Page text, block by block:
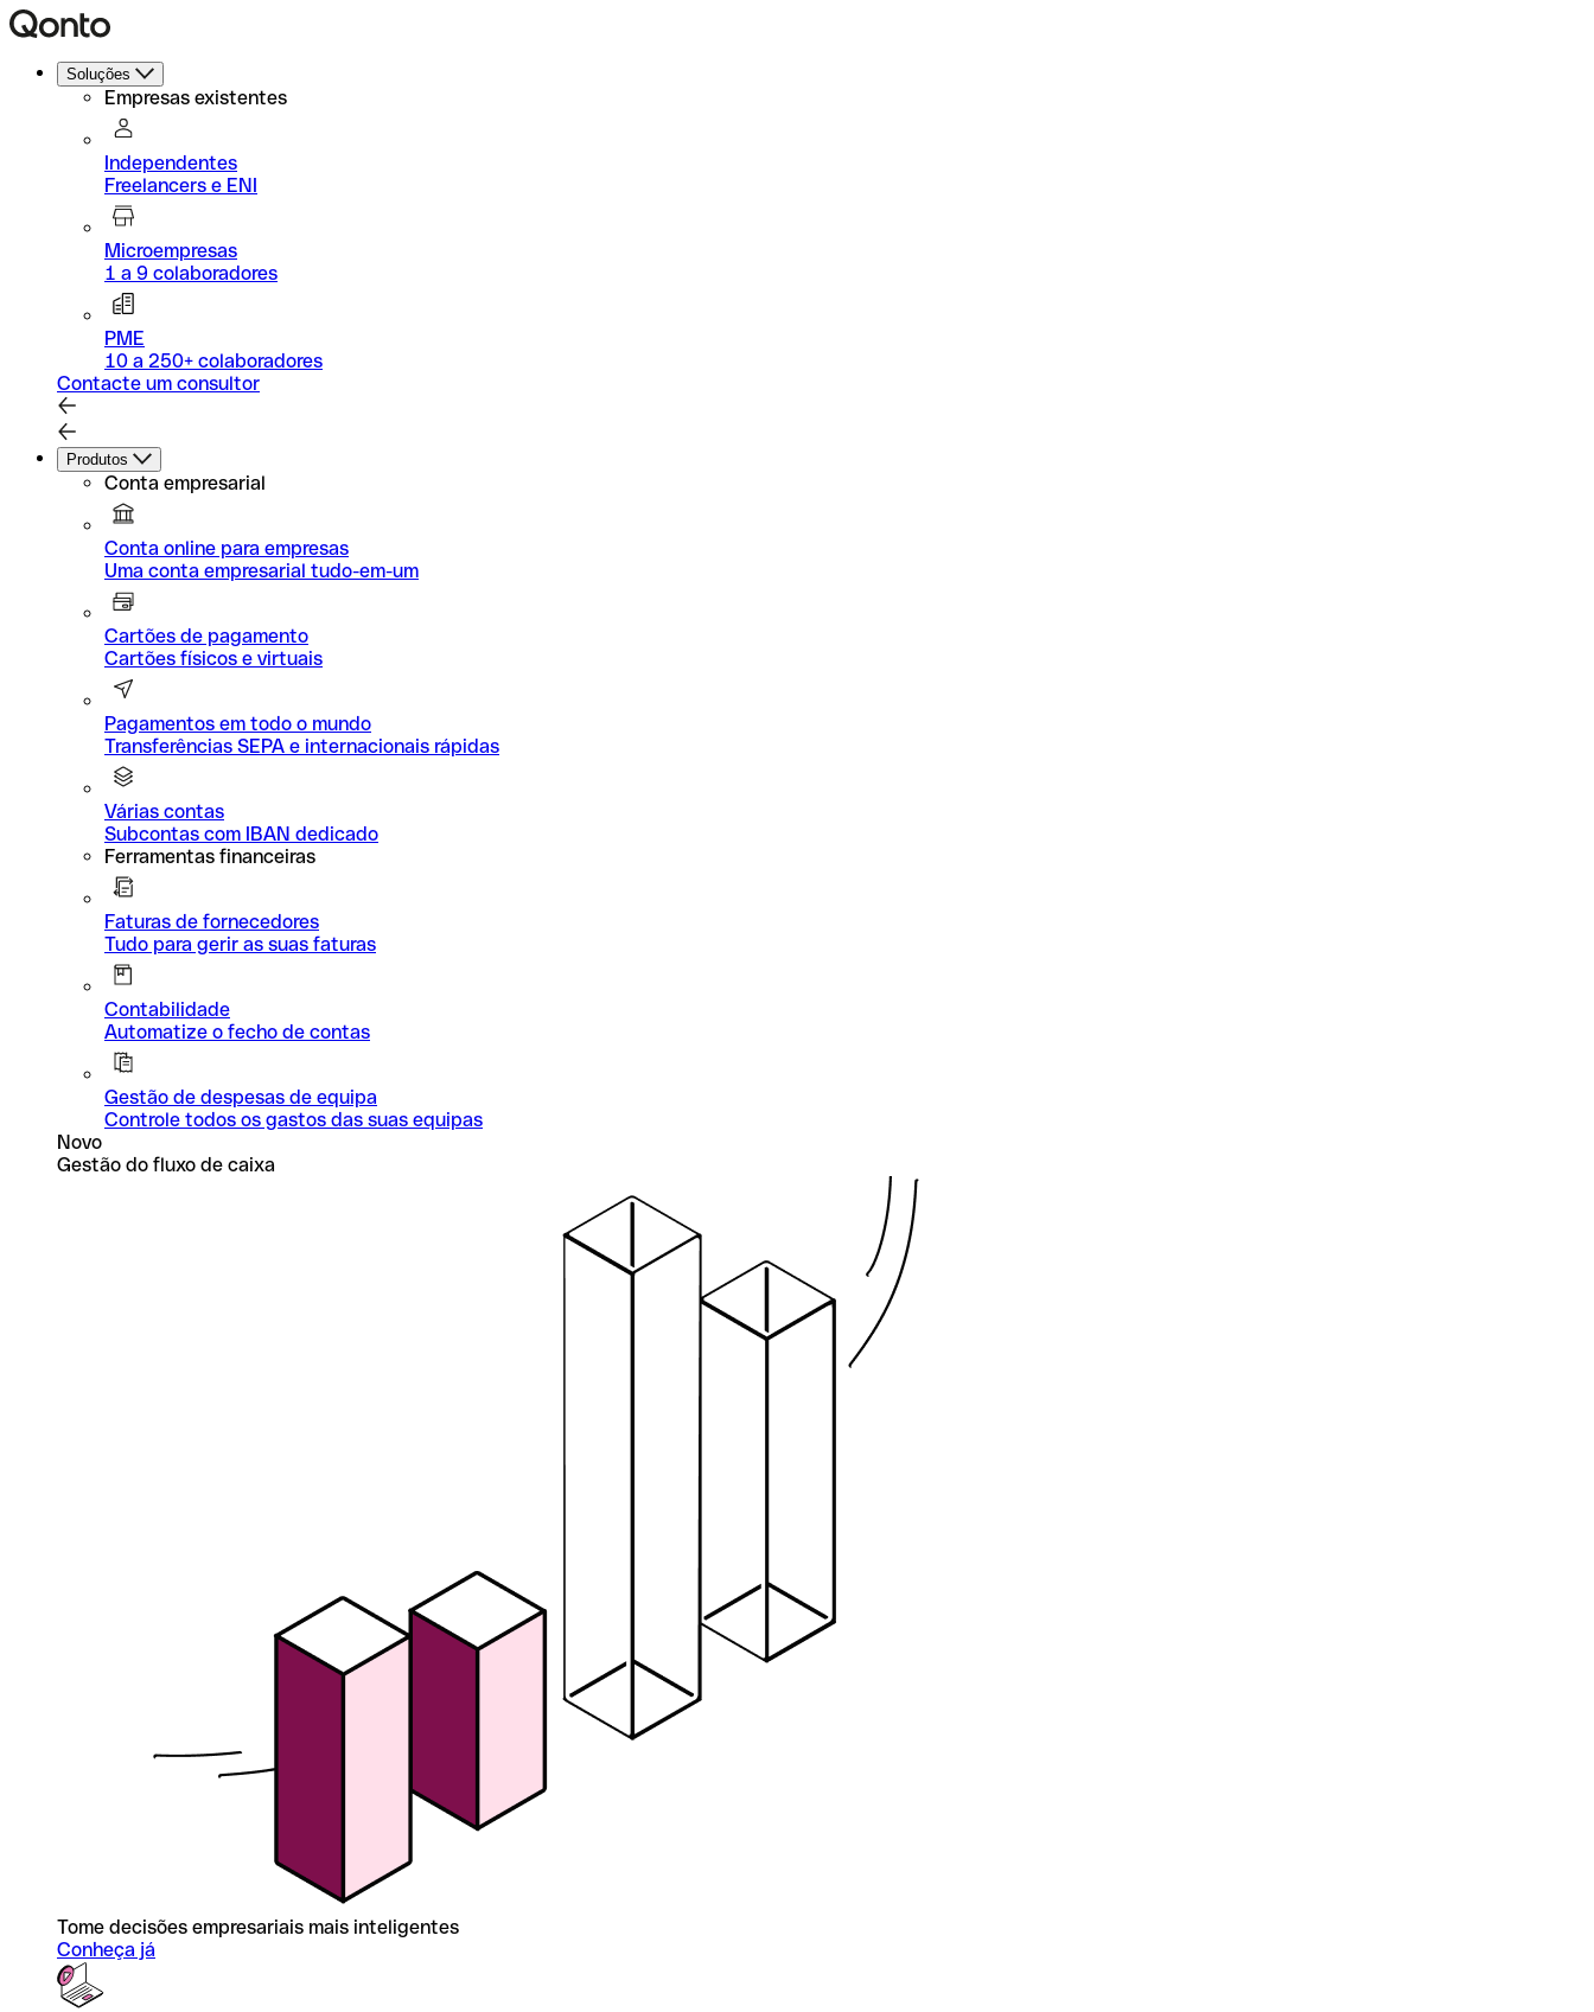
Soluções
Empresas existentes
Independentes
Freelancers e ENI
Microempresas
1 a 9 colaboradores
PME
10 a 250+ colaboradores
Contacte um consultor
Produtos
Conta empresarial
Conta online para empresas
Uma conta empresarial tudo-em-um
Cartões de pagamento
Cartões físicos e virtuais
Pagamentos em todo o mundo
Transferências SEPA e internacionais rápidas
Várias contas
Subcontas com IBAN dedicado
Ferramentas financeiras
Faturas de fornecedores
Tudo para gerir as suas faturas
Contabilidade
Automatize o fecho de contas
Gestão de despesas de equipa
Controle todos os gastos das suas equipas
Novo
Gestão do fluxo de caixa
Tome decisões empresariais mais inteligentes
Conheça já